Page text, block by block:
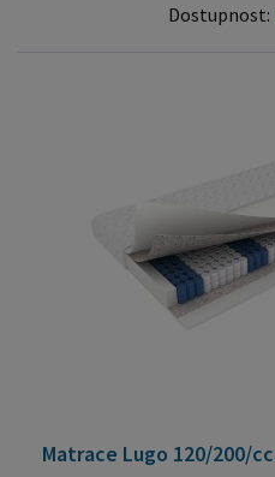
Dostupnost:
Matrace Lugo 120/200/